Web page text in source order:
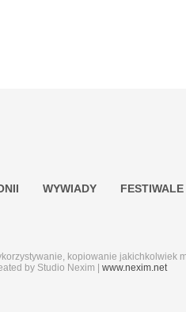
WYWIADY FESTIWALE
kopiowanie jakichkolwiek
by Studio Nexim | www.nexim.net